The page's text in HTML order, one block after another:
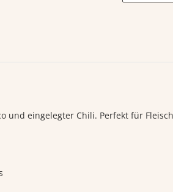
und eingelegter Chili. Perfekt für